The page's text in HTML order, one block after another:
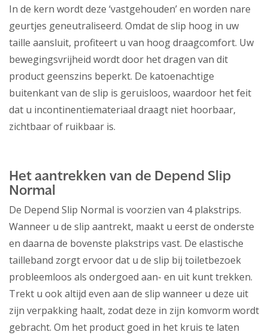
In de kern wordt deze ‘vastgehouden’ en worden nare
geurtjes geneutraliseerd. Omdat de slip hoog in uw
taille aansluit, profiteert u van hoog draagcomfort. Uw
bewegingsvrijheid wordt door het dragen van dit
product geenszins beperkt. De katoenachtige
buitenkant van de slip is geruisloos, waardoor het feit
dat u incontinentiemateriaal draagt niet hoorbaar,
zichtbaar of ruikbaar is.
Het aantrekken van de Depend Slip
Normal
De Depend Slip Normal is voorzien van 4 plakstrips.
Wanneer u de slip aantrekt, maakt u eerst de onderste
en daarna de bovenste plakstrips vast. De elastische
tailleband zorgt ervoor dat u de slip bij toiletbezoek
probleemloos als ondergoed aan- en uit kunt trekken.
Trekt u ook altijd even aan de slip wanneer u deze uit
zijn verpakking haalt, zodat deze in zijn komvorm wordt
gebracht. Om het product goed in het kruis te laten